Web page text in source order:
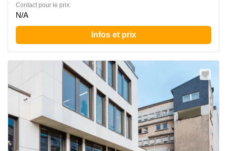
Contact pour le prix:
N/A
Infos et prix